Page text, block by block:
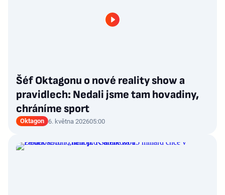
Šéf Oktagonu o nové reality show a
pravidlech: Nedali jsme tam hovadiny,
chráníme sport
Oktagon 6. května 202605:00